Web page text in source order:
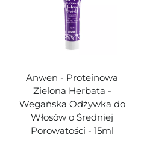
Anwen - Proteinowa
Zielona Herbata -
Wegańska Odżywka do
Włosów o Średniej
Porowatości - 15ml